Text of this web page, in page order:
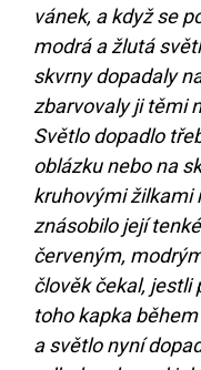
vánek, a když se
modrá a žlutá
skvrny dopadaly
zbarvovaly ji těmi
Světlo dopadlo
oblázku nebo na
kruhovými žilkami
znásobilo její
červeným,
člověk čekal, jestli
toho kapka
a světlo nyní